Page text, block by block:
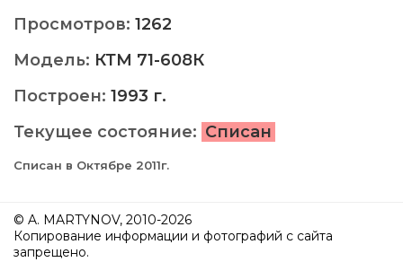
Просмотров: 1262
Модель: КТМ 71-608К
Построен: 1993 г.
Текущее состояние: Списан
Списан в Октябре 2011г.
© A. MARTYNOV, 2010-2026
Копирование информации и фотографий с сайта
запрещено.